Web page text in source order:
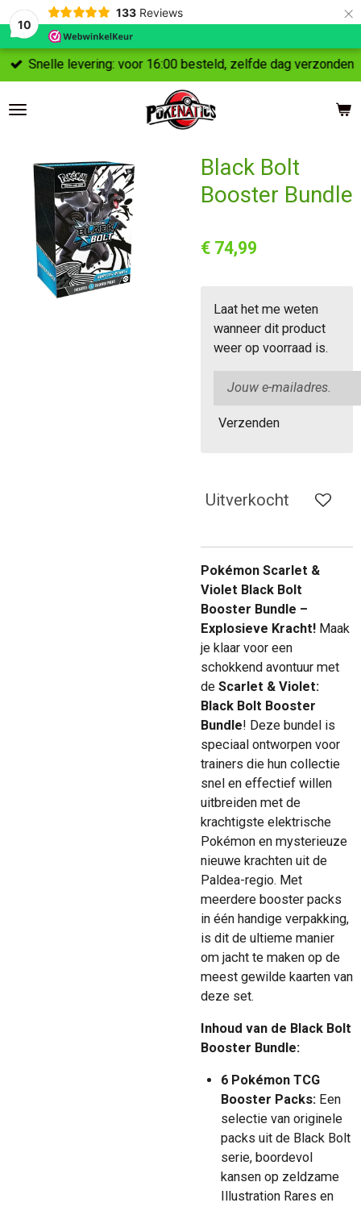
10
133 Reviews ×
Snelle levering: voor 16:00 besteld, zelfde dag verzonden
Black Bolt
Booster Bundle
€ 74,99
Laat het me weten
wanneer dit product
weer op voorraad is.
Verzenden
Uitverkocht
Pokémon Scarlet &
Violet Black Bolt
Booster Bundle –
Explosieve Kracht! Maak
je klaar voor een
schokkend avontuur met
de Scarlet & Violet:
Black Bolt Booster
Bundle! Deze bundel is
speciaal ontworpen voor
trainers die hun collectie
snel en effectief willen
uitbreiden met de
krachtigste elektrische
Pokémon en mysterieuze
nieuwe krachten uit de
Paldea-regio. Met
meerdere booster packs
in één handige verpakking,
is dit de ultieme manier
om jacht te maken op de
meest gewilde kaarten van
deze set.
Inhoud van de Black Bolt
Booster Bundle:
6 Pokémon TCG
Booster Packs:Een
selectie van originele
packs uit de Black Bolt
serie, boordevol
kansen op zeldzame
Illustration Rares en